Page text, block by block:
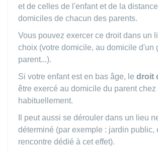
et de celles de l'enfant et de la
domiciles de chacun des parents.
Vous pouvez exercer ce droit dans un
choix (votre domicile, au domicile d'un
parent...).
Si votre enfant est en bas âge, le droit
être exercé au domicile du parent
habituellement.
Il peut aussi se dérouler dans un lieu
déterminé (par exemple : jardin public,
rencontre dédié à cet effet).